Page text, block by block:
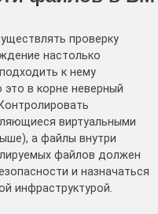
проверку
настолько
к нему
в корне неверный
виртуальными
а файлы внутри
файлов должен
и назначаться
инфраструктурой.